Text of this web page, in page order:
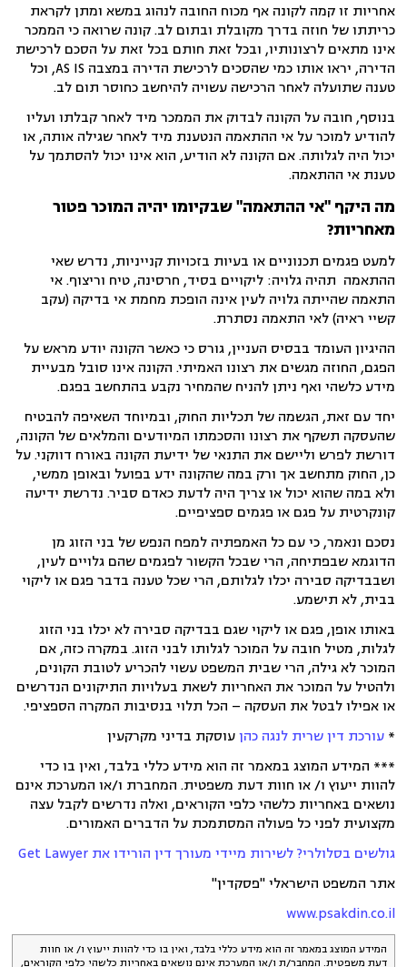
אחריות זו קמה לקונה אף מכוח החובה לנהוג במשא ומתן לקראת
כריתתו של חוזה בדרך מקובלת ובתום לב. קונה שרואה כי הממכר
אינו מתאים לרצונותיו, ובכל זאת חותם בכל זאת על הסכם לרכישת
הדירה, יראו אותו כמי שהסכים לרכישת הדירה במצבה AS IS, וכל
טענה שתועלה לאחר הרכישה עשויה להיחשב כחוסר תום לב.
בנוסף, חובה על הקונה לבדוק את הממכר מיד לאחר קבלתו ועליו
להודיע למוכר על אי ההתאמה הנטענת מיד לאחר שגילה אותה, או
יכול היה לגלותה. אם הקונה לא הודיע, הוא אינו יכול להסתמך על
טענת אי ההתאמה.
מה היקף "אי ההתאמה" שבקיומו יהיה המוכר פטור
מאחריות?
למעט פגמים תכנוניים או בעיות בזכויות קנייניות, נדרש שאי
ההתאמה תהיה גלויה: ליקויים בסיד, חרסינה, טיח וריצוף. אי
התאמה שהייתה גלויה לעין אינה הופכת מחמת אי בדיקה (עקב
קשיי ראיה) לאי התאמה נסתרת.
ההיגיון העומד בבסיס העניין, גורס כי כאשר הקונה יודע מראש על
הפגם, החוזה מגשים את רצונו האמיתי. הקונה אינו סובל מבעיית
מידע כלשהי ואף ניתן להניח שהמחיר נקבע בהתחשב בפגם.
יחד עם זאת, הגשמה של תכליות החוק, ובמיוחד השאיפה להבטיח
שהעסקה תשקף את רצונו והסכמתו המיודעים והמלאים של הקונה,
דורשת לפרש וליישם את התנאי של ידיעת הקונה באורח דווקני. על
כן, החוק מתחשב אך ורק במה שהקונה ידע בפועל ובאופן ממשי,
ולא במה שהוא יכול או צריך היה לדעת כאדם סביר. נדרשת ידיעה
קונקרטית על פגם או פגמים ספציפיים.
נסכם ונאמר, כי עם כל האמפתיה למפח הנפש של בני הזוג מן
הדוגמא שבפתיחה, הרי שבכל הקשור לפגמים שהם גלויים לעין,
ושבבדיקה סבירה יכלו לגלותם, הרי שכל טענה בדבר פגם או ליקוי
בבית, לא תישמע.
באותו אופן, פגם או ליקוי שגם בבדיקה סבירה לא יכלו בני הזוג
לגלות, מטיל חובה על המוכר לגלותו לבני הזוג. במקרה כזה, אם
המוכר לא גילה, הרי שבית המשפט עשוי להכריע לטובת הקונים,
ולהטיל על המוכר את האחריות לשאת בעלויות התיקונים הנדרשים
או אפילו לבטל את העסקה – הכל תלוי בנסיבות המקרה הספציפי.
* עורכת דין שרית לנגה כהןעוסקת בדיני מקרקעין
*** המידע המוצג במאמר זה הוא מידע כללי בלבד, ואין בו כדי
להוות ייעוץ ו/ או חוות דעת משפטית. המחברת ו/או המערכת אינם
נושאים באחריות כלשהי כלפי הקוראים, ואלה נדרשים לקבל עצה
מקצועית לפני כל פעולה המסתמכת על הדברים האמורים.
גולשים בסלולרי? לשירות מיידי מעורך דין הורידו את Get Lawyer
אתר המשפט הישראלי "פסקדין"
www.psakdin.co.il
המידע המוצג במאמר זה הוא מידע כללי בלבד, ואין בו כדי להוות ייעוץ ו/ או חוות
דעת משפטית. המחבר/ת ו/או המערכת אינם נושאים באחריות כלשהי כלפי הקוראים,